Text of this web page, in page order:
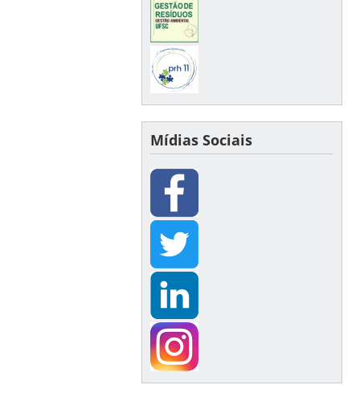
Mídias Sociais